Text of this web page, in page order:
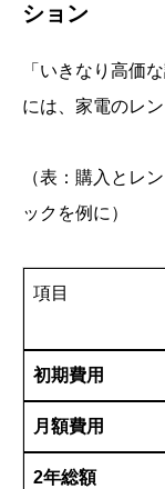
ション
「いきなり高価
には、家電のレ
（表：購入とレ
ックを例に）
項目
初期費用
月額費用
2年総額